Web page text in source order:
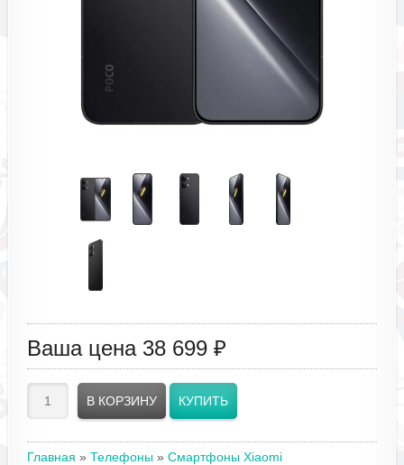
Ваша цена 38 699 ₽
Главная » Телефоны » Смартфоны Xiaomi